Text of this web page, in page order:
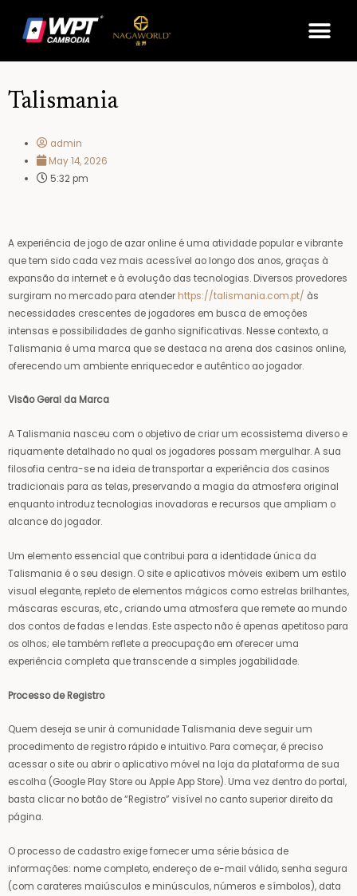
content
Talismania
admin
May 14, 2026
5:32 pm
A experiência de jogo de azar online é uma atividade popular e vibrante
que tem sido cada vez mais acessível ao longo dos anos, graças à
expansão da internet e à evolução das tecnologias. Diversos provedores
surgiram no mercado para atender https://talismania.com.pt/ às
necessidades crescentes de jogadores em busca de emoções
intensas e possibilidades de ganho significativas. Nesse contexto, a
Talismania é uma marca que se destaca na arena dos casinos online,
oferecendo um ambiente enriquecedor e autêntico ao jogador.
Visão Geral da Marca
A Talismania nasceu com o objetivo de criar um ecossistema diverso e
riquamente detalhado no qual os jogadores possam mergulhar. A sua
filosofia centra-se na ideia de transportar a experiência dos casinos
tradicionais para as telas, preservando a magia da atmosfera original
enquanto introduz tecnologias inovadoras e recursos que ampliam o
alcance do jogador.
Um elemento essencial que contribui para a identidade única da
Talismania é o seu design. O site e aplicativos móveis exibem um estilo
visual elegante, repleto de elementos mágicos como estrelas brilhantes,
máscaras escuras, etc., criando uma atmosfera que remete ao mundo
dos contos de fadas e lendas. Este aspecto não é apenas apetitoso para
os olhos; ele também reflete a preocupação em oferecer uma
experiência completa que transcende a simples jogabilidade.
Processo de Registro
Quem deseja se unir à comunidade Talismania deve seguir um
procedimento de registro rápido e intuitivo. Para começar, é preciso
acessar o site ou abrir o aplicativo móvel na loja da plataforma de sua
escolha (Google Play Store ou Apple App Store). Uma vez dentro do portal,
basta clicar no botão de “Registro” visível no canto superior direito da
página.
O processo de cadastro exige fornecer uma série básica de
informações: nome completo, endereço de e-mail válido, senha segura
(com carateres maiúsculos e minúsculos, números e símbolos), data